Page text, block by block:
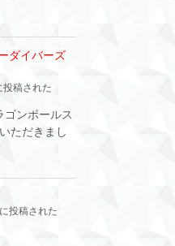
ダイバーズ
投稿された
ゴンボールス
ただきまし
投稿された